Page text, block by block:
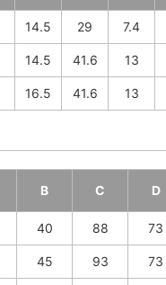
14.5 29 7.4
14.5 41.6 13
16.5 41.6 13
B C D
40 88 73
45 93 73